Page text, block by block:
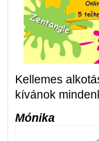
Kellemes
kívánok
Mónika